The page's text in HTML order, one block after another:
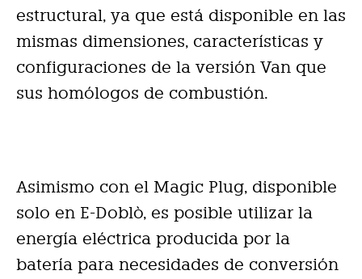
estructural, ya que está disponible en las
mismas dimensiones, características y
configuraciones de la versión Van que
sus homólogos de combustión.
Asimismo con el Magic Plug, disponible
solo en E-Doblò, es posible utilizar la
energía eléctrica producida por la
batería para necesidades de conversión